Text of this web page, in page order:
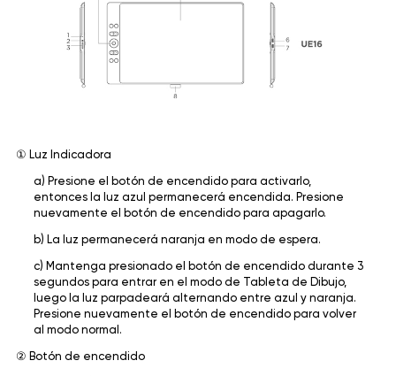
① Luz Indicadora
a) Presione el botón de encendido para activarlo,
entonces la luz azul permanecerá encendida. Presione
nuevamente el botón de encendido para apagarlo.
b) La luz permanecerá naranja en modo de espera.
c) Mantenga presionado el botón de encendido durante 3
segundos para entrar en el modo de Tableta de Dibujo,
luego la luz parpadeará alternando entre azul y naranja.
Presione nuevamente el botón de encendido para volver
al modo normal.
② Botón de encendido